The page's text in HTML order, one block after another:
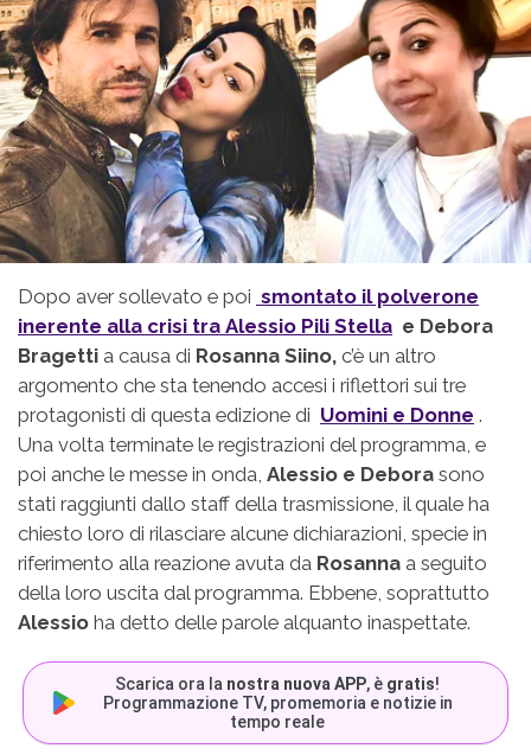
Dopo aver sollevato e poi smontato il polverone
inerente alla crisi tra Alessio Pili Stella e Debora
Bragetti a causa di Rosanna Siino, c’è un altro
argomento che sta tenendo accesi i riflettori sui tre
protagonisti di questa edizione di Uomini e Donne .
Una volta terminate le registrazioni del programma, e
poi anche le messe in onda, Alessio e Debora sono
stati raggiunti dallo staff della trasmissione, il quale ha
chiesto loro di rilasciare alcune dichiarazioni, specie in
riferimento alla reazione avuta da Rosanna a seguito
della loro uscita dal programma. Ebbene, soprattutto
Alessio ha detto delle parole alquanto inaspettate.
Scarica ora la nostra nuova APP, è gratis!
Programmazione TV, promemoria e notizie in
tempo reale